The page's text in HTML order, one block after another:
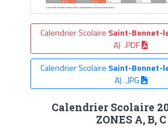
Calendrier Scolaire Saint-Bonnet-
A) .PDF
Calendrier Scolaire Saint-Bonnet-
A) .JPG
Calendrier Scolaire
ZONES A, B, C